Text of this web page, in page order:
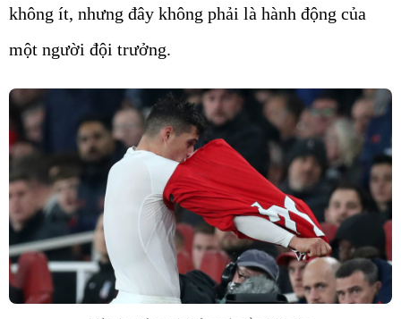
không ít, nhưng đây không phải là hành động của
một người đội trưởng.